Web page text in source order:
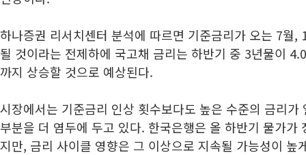
하나증권 리서치센터 분석에 따르면 기준금리가 오는 7월,
될 것이라는 전제하에 국고채 금리는 하반기 중 3년물이
까지 상승할 것으로 예상된다.
시장에서는 기준금리 인상 횟수보다도 높은 수준의 금리가
부분을 더 염두에 두고 있다. 한국은행은 올 하반기 물가가
지만, 금리 사이클 영향은 그 이상으로 지속될 가능성이 높